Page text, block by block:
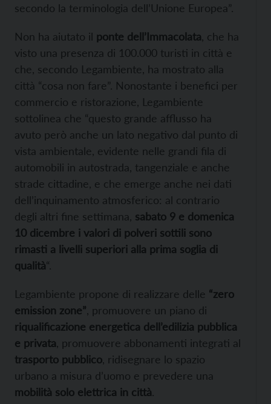
secondo la terminologia dell’Unione Europea”.
Non ha aiutato il ponte dell’Immacolata , che ha
visto una presenza di 100.000 turisti in città e
che, secondo Legambiente, ha mostrato alla
città “cosa non fare”. Nonostante i benefici per
commercio e ristorazione, Legambiente
sottolinea che “questo grande afflusso ha
avuto però anche un lato negativo dal punto di
vista ambientale, evidente nelle grandi fila di
automobili in autostrada, tangenziale e anche
strade cittadine, e che emerge anche nei dati
dell’inquinamento atmosferico: al contrario
degli altri fine settimana, sabato 9 e domenica
10 dicembre i valori di polveri sottili sono
rimasti a livelli superiori alla prima soglia di
qualità“.
Legambiente propone di realizzare delle “zero
emission zone” , promuovere un piano di
riqualificazione energetica dell’edilizia pubblica
e privata , promuovere abbonamenti integrati al
trasporto pubblico , ridisegnare lo spazio
urbano a misura d’uomo e prevedere una
mobilità solo elettrica in città.